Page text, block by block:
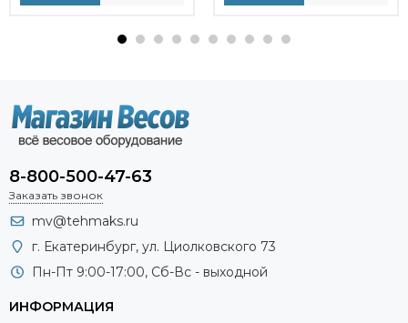
8-800-500-47-63
Заказать звонок
mv@tehmaks.ru
г. Екатеринбург, ул. Циолковского 73
Пн-Пт 9:00-17:00, Сб-Вс - выходной
ИНФОРМАЦИЯ